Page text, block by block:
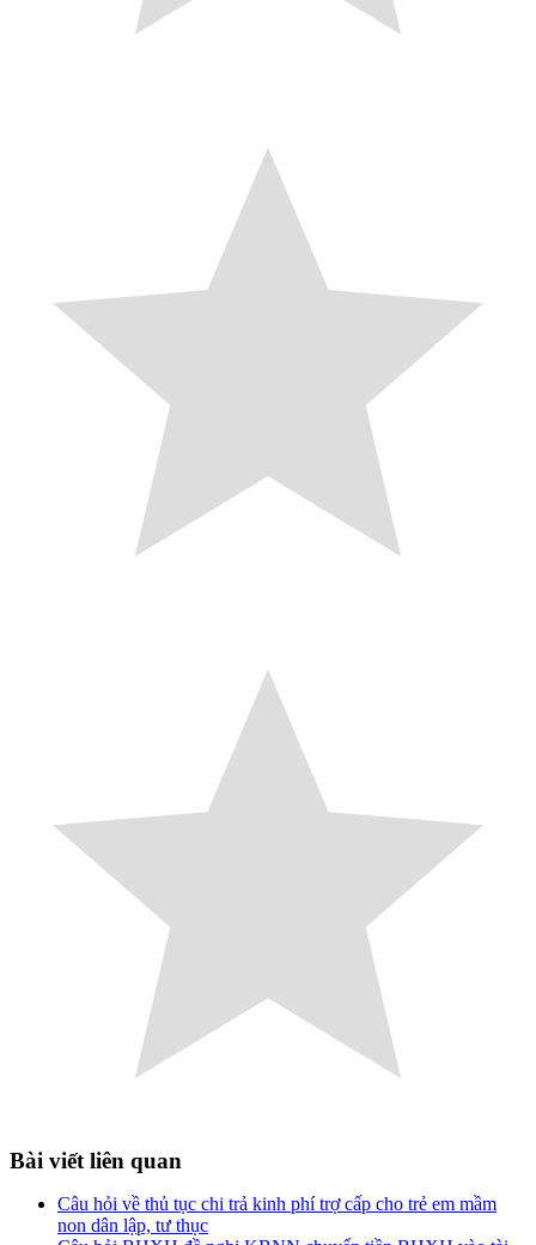
Bài viết liên quan
Câu hỏi về thủ tục chi trả kinh phí trợ cấp cho trẻ em mầm
non dân lập, tư thục